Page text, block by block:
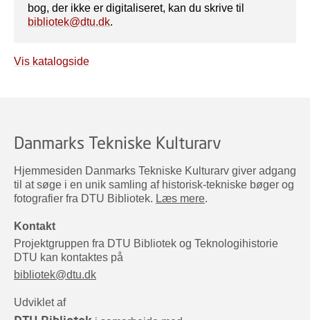
bog, der ikke er digitaliseret, kan du skrive til
bibliotek@dtu.dk.
Vis katalogside
Danmarks Tekniske Kulturarv
Hjemmesiden Danmarks Tekniske Kulturarv giver adgang
til at søge i en unik samling af historisk-tekniske bøger og
fotografier fra DTU Bibliotek. Læs mere.
Kontakt
Projektgruppen fra DTU Bibliotek og Teknologihistorie
DTU kan kontaktes på
bibliotek@dtu.dk
Udviklet af